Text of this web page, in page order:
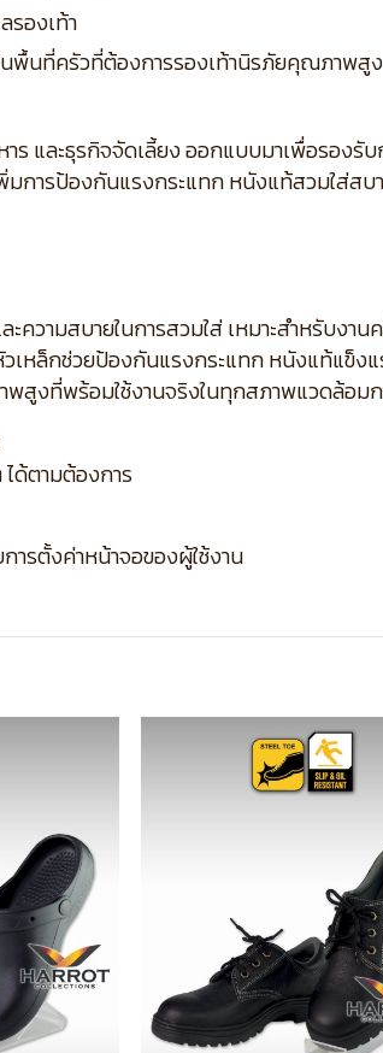
รองเท้า
นพื้นที่ครัวที่ต้องการรองเท้านิรภัยคุณภาพสูง
าร และธุรกิจจัดเลี้ยง ออกแบบมาเพื่อรอง
การป้องกันแรงกระแทก หนังแท้สวมใส่ส
ามสบายในการสวมใส่ เหมาะสำหรับงานค
หล็กช่วยป้องกันแรงกระแทก หนังแท้แข็ง
สูงที่พร้อมใช้งานจริงในทุกสภาพแวดล้อม
ด้ตามต้องการ
รตั้งค่าหน้าจอของผู้ใช้งาน